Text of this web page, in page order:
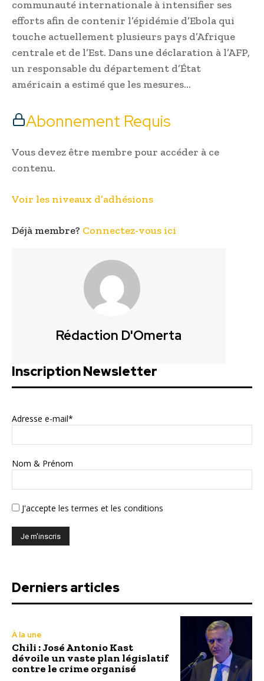
communauté internationale à intensifier ses
efforts afin de contenir l’épidémie d’Ebola qui
touche actuellement plusieurs pays d’Afrique
centrale et de l’Est. Dans une déclaration à l’AFP,
un responsable du département d’État
américain a estimé que les mesures…
Abonnement Requis
Vous devez être membre pour accéder à ce
contenu.
Voir les niveaux d’adhésions
Déjà membre? Connectez-vous ici
Rédaction D'Omerta
Inscription Newsletter
Adresse e-mail*
Nom & Prénom
J'accepte les termes et les conditions
Derniers articles
À la une
Chili : José Antonio Kast
dévoile un vaste plan législatif
contre le crime organisé